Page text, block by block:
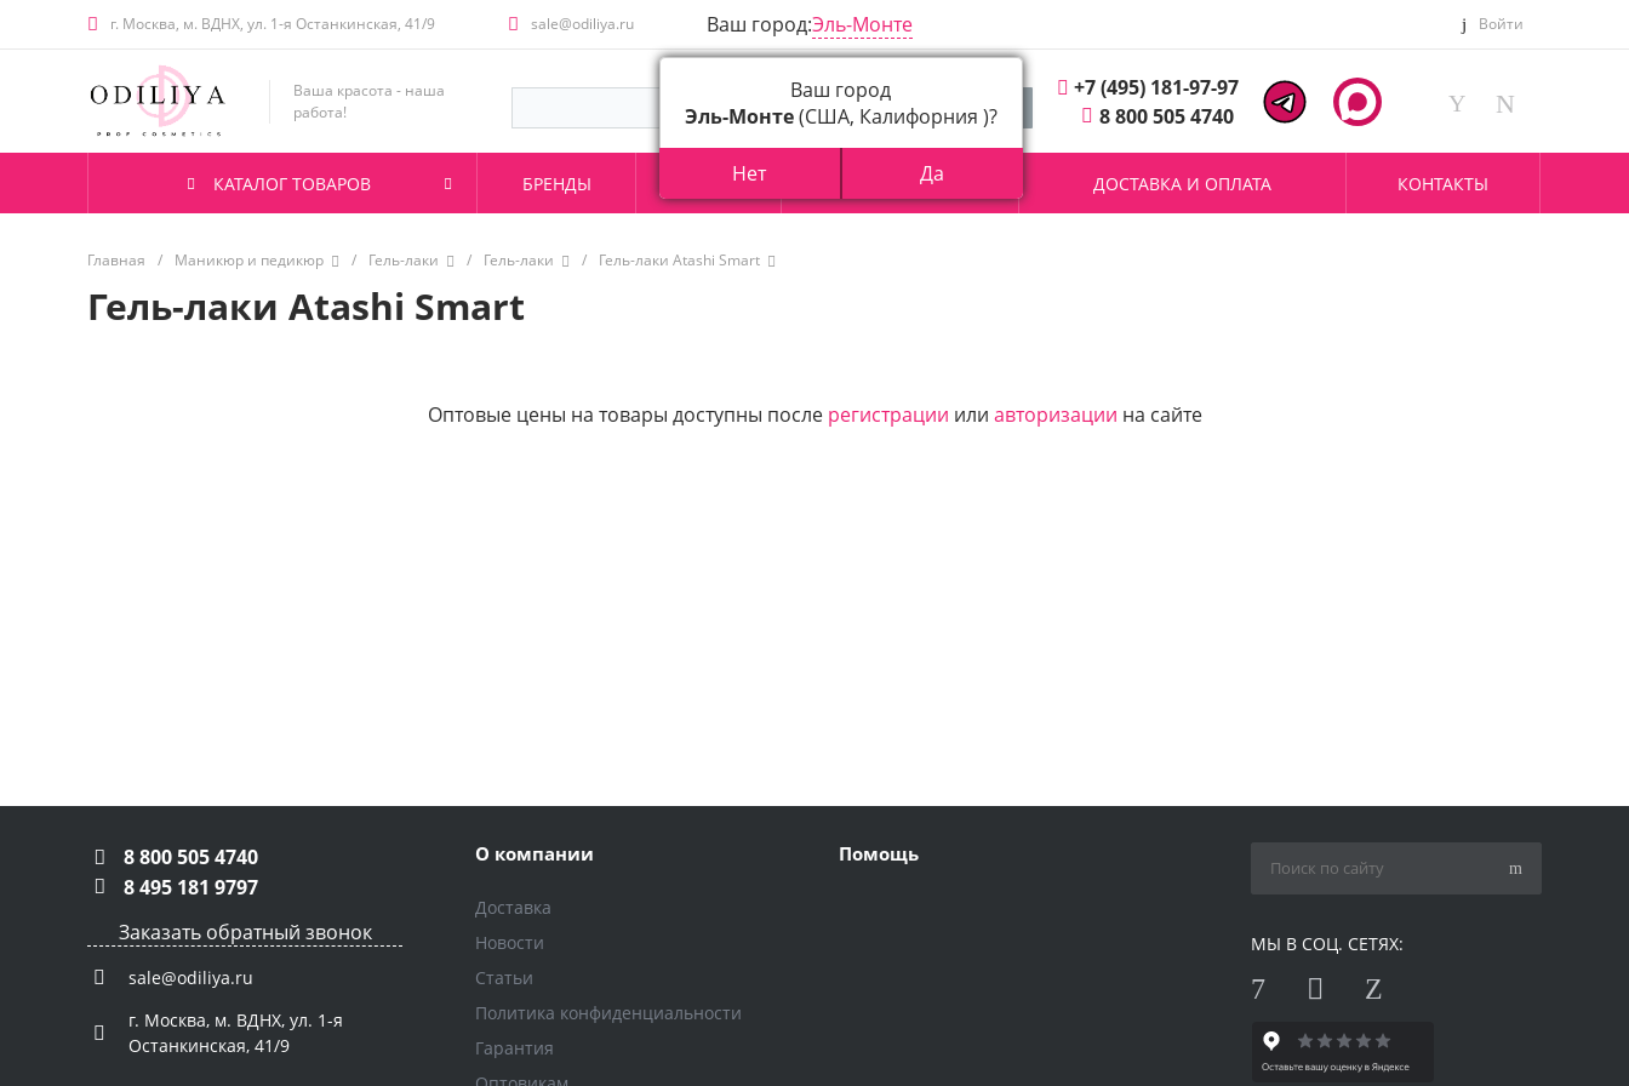
г. Москва, м. ВДНХ, ул. 1-я Останкинская, 41/9 sale@odiliya.ru Ваш город:Эль-Монте Войти
Ваша красота - наша
работа!
+7 (495) 181-97-97
8 800 505 4740
КАТАЛОГ ТОВАРОВ БРЕНДЫ АКЦИИ О КОМПАНИИ ДОСТАВКА И ОПЛАТА КОНТАКТЫ
Главная / Маникюр и педикюр / Гель-лаки / Гель-лаки / Гель-лаки Atashi Smart
Гель-лаки Atashi Smart
Оптовые цены на товары доступны после регистрации или авторизации на сайте
8 800 505 4740
8 495 181 9797
Заказать обратный звонок
sale@odiliya.ru
г. Москва, м. ВДНХ, ул. 1-я
Останкинская, 41/9
О компании
Доставка
Новости
Статьи
Политика конфиденциальности
Гарантия
Помощь
МЫ В СОЦ. СЕТЯХ:
Ваш город
Эль-Монте(США, Калифорния )?
Нет Да